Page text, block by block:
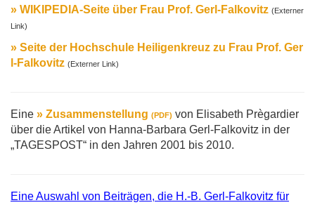
» WIKIPEDIA-Seite über Frau Prof. Gerl-Falkovitz (Externer
Link)
» Seite der Hochschule Heiligenkreuz zu Frau Prof. Ger
l-Falkovitz (Externer Link)
Eine » Zusammenstellung (PDF) von Elisabeth Prègardier
über die Artikel von Hanna-Barbara Gerl-Falkovitz in der
„TAGESPOST“ in den Jahren 2001 bis 2010.
Eine Auswahl von Beiträgen, die H.-B. Gerl-Falkovitz für